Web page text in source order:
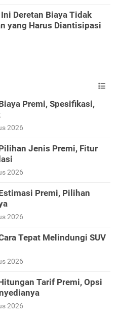
Deretan Biaya Tidak
yang Harus Diantisipasi
Premi, Spesifikasi,
2026
Jenis Premi, Fitur
2026
Premi, Pilihan
2026
Tepat Melindungi SUV
2026
Tarif Premi, Opsi
2026